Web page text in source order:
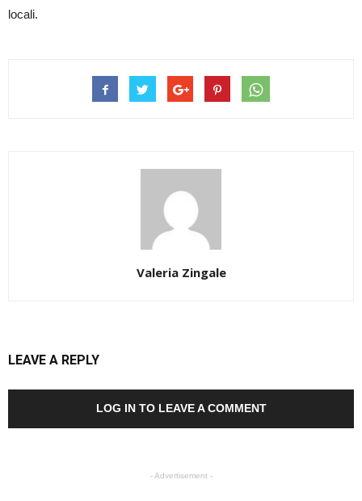
locali.
Valeria Zingale
LEAVE A REPLY
LOG IN TO LEAVE A COMMENT
- Advertisement -